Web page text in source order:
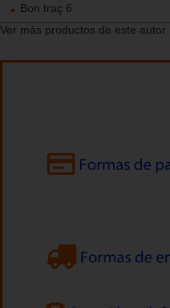
Bon traç 6
Ver más productos de este autor